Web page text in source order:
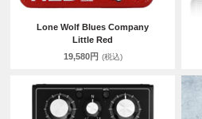
Lone Wolf Blues Company
Little Red
19,580円 (税込)